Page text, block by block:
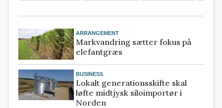
ARRANGEMENT
Markvandring sætter fokus på
elefantgræs
BUSINESS
Lokalt generationsskifte skal
løfte midtjysk siloimportør i
Norden